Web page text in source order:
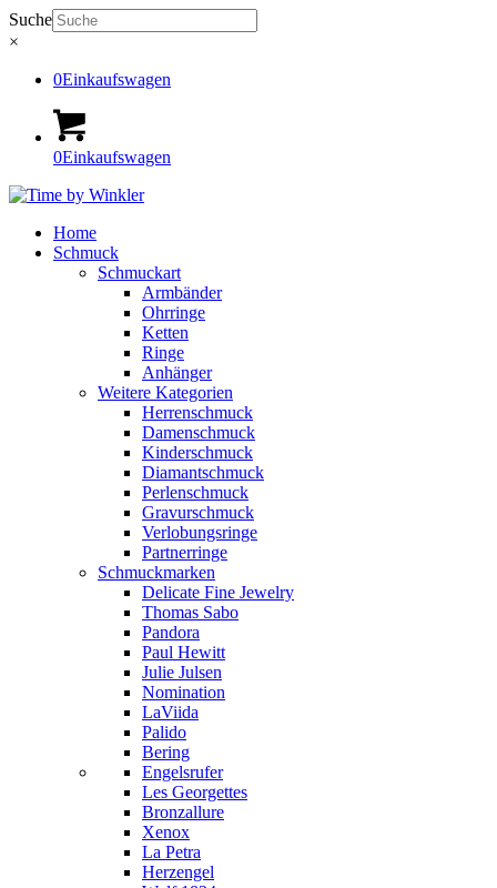
Suche
×
0Einkaufswagen
0Einkaufswagen
Home
Schmuck
Schmuckart
Armbänder
Ohrringe
Ketten
Ringe
Anhänger
Weitere Kategorien
Herrenschmuck
Damenschmuck
Kinderschmuck
Diamantschmuck
Perlenschmuck
Gravurschmuck
Verlobungsringe
Partnerringe
Schmuckmarken
Delicate Fine Jewelry
Thomas Sabo
Pandora
Paul Hewitt
Julie Julsen
Nomination
LaViida
Palido
Bering
Engelsrufer
Les Georgettes
Bronzallure
Xenox
La Petra
Herzengel